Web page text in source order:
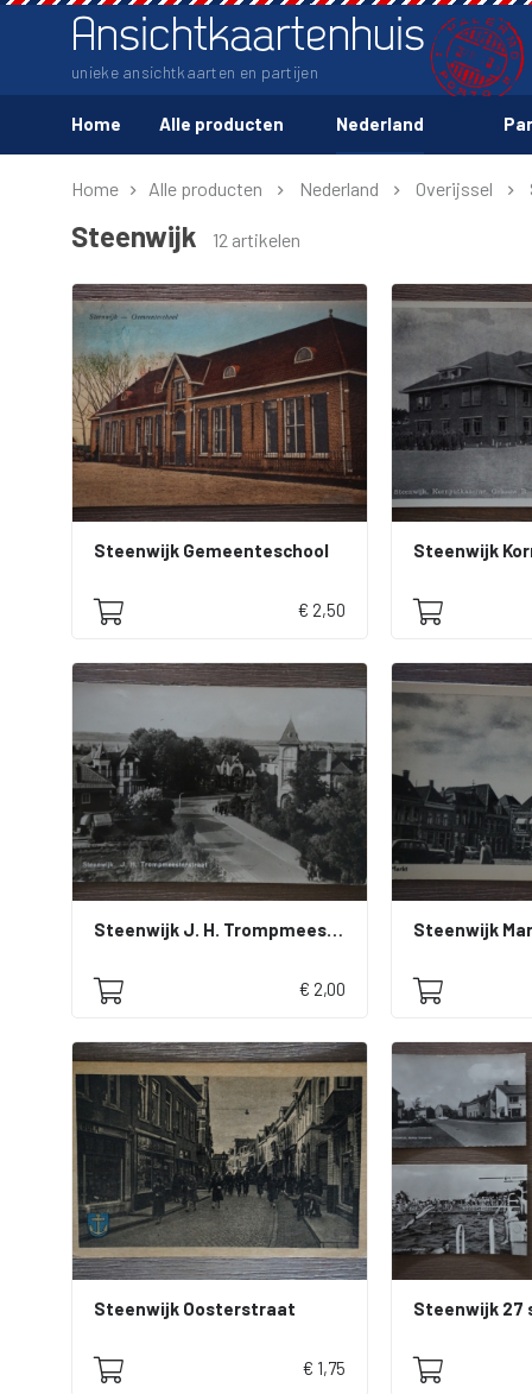
Ansichtkaartenhuis
unieke ansichtkaarten en partijen
Home Alle producten Nederland
Home Alle producten Nederland Overijssel
Steenwijk 12 artikelen
Steenwijk Gemeenteschool
€ 2,50
Steenwijk J. H. Trompmeesterstraat
€ 2,00
Steenwijk
Steenwijk Oosterstraat
€ 1,75
Steenwijk 27